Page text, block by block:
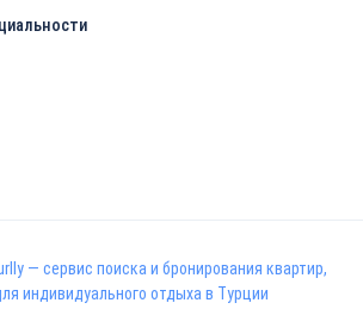
— сервис поиска и бронирования квартир,
индивидуального отдыха в Турции